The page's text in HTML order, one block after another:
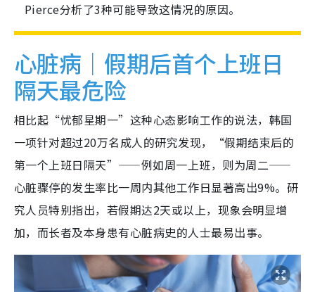
Pierce分析了3种可能导致这情况的原因。
心脏病｜假期后首个上班日
隔天最危险
相比起“忧郁星期一”这种心态影响工作的说法，韩国
一项针对超过20万名成人的研究发现，“假期结束后的
第一个上班日隔天”——例如周一上班，则为周二——
心脏骤停的发生率比一周内其他工作日显著高出9%。研
究人员特别指出，若假期达2天或以上，现象会明显增
加，而长者及本身患有心脏病史的人士最易出事。